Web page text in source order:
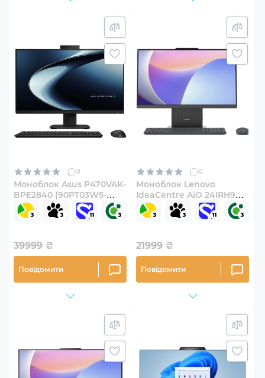
0
Моноблок Asus P470VAK-
BPE2840 (90PT03W5-
M02ER0)
39999 ₴
Повідомити
0
Моноблок Lenovo
IdeaCentre AiO 24IRH9
(F0HN008XUO)
21999 ₴
Повідомити